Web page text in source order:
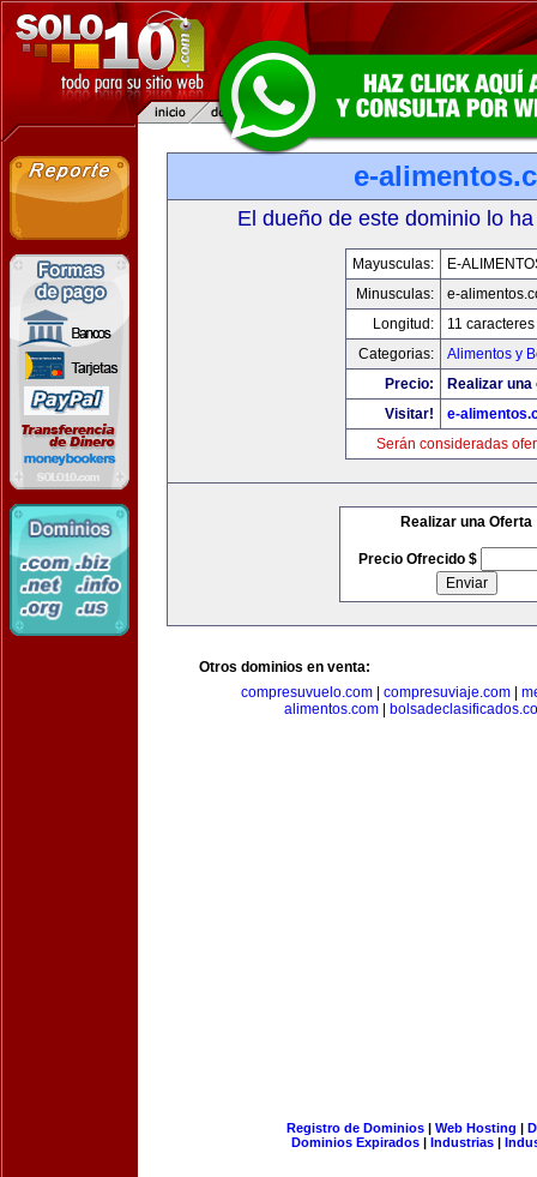
e-
El dueño de este dominio lo
Mayusculas:
E-
Minusculas:
e-
Longitud:
11 caracteres
Categorias:
Alimentos y
Precio:
Realizar
Visitar!
e-
Serán consideradas
Realizar una Oferta
Precio Ofrecido $
Otros dominios en venta:
compresuvuelo.com
compresuviaje.com
alimentos.com
Registro de Dominios| Web Hosting |
Dominios Expirados | Industrias |